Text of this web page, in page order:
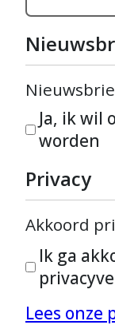
Ja, ik wil
worden
Privacy
Akkoord
Ik ga
Lees onze